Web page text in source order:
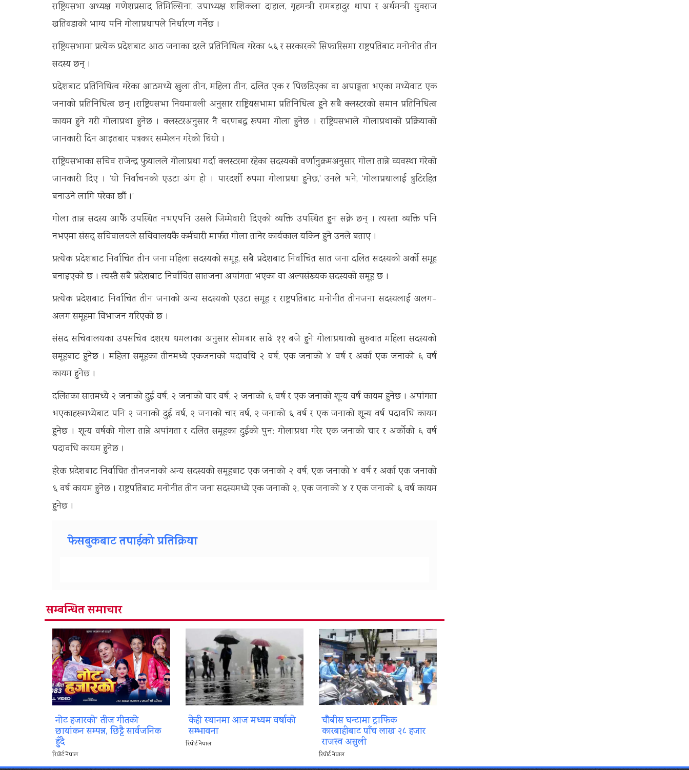
राष्ट्रियसभा अध्यक्ष गणेशप्रसाद तिमिल्सिना, उपाध्यक्ष शशिकला दाहाल, गृहमन्त्री रामबहादुर थापा र अर्थमन्त्री युवराज
खतिवडाको भाग्य पनि गोलाप्रथापले निर्धारण गर्नेछ ।
राष्ट्रियसभामा प्रत्येक प्रदेशबाट आठ जनाका दरले प्रतिनिधित्व गरेका ५६ र सरकारको सिफारिसमा राष्ट्रपतिबाट मनोनीत तीन
सदस्य छन् ।
प्रदेशबाट प्रतिनिधित्व गरेका आठमध्ये खुला तीन, महिला तीन, दलित एक र पिछडिएका वा अपाङ्गता भएका मध्येवाट एक
जनाको प्रतिनिधित्व छन् ।राष्ट्रियसभा नियमावली अनुसार राष्ट्रियसभामा प्रतिनिधित्व हुने सबै क्लस्टरको समान प्रतिनिधित्व
कायम हुने गरी गोलाप्रथा हुनेछ । क्लस्टरअनुसार नै चरणबद्ध रूपमा गोला हुनेछ । राष्ट्रियसभाले गोलाप्रथाको प्रक्रियाको
जानकारी दिन आइतबार पत्रकार सम्मेलन गरेको थियो ।
राष्ट्रियसभाका सचिव राजेन्द्र फुयालले गोलाप्रथा गर्दा क्लस्टरमा रहेका सदस्यको वर्णानुक्रमअनुसार गोला तान्ने व्यवस्था गरेको
जानकारी दिए । ‘यो निर्वाचनको एउटा अंग हो । पारदर्शी रुपमा गोलाप्रथा हुनेछ,’ उनले भने, ‘गोलाप्रथालाई त्रुटिरहित
बनाउने लागि परेका छौं ।’
गोला तान्न सदस्य आफैं उपस्थित नभएपनि उसले जिम्मेवारी दिएको व्यक्ति उपस्थित हुन सक्ने छन् । त्यस्ता व्यक्ति पनि
नभएमा संसद् सचिवालयले सचिवालयकै कर्मचारी मार्फत गोला तानेर कार्यकाल यकिन हुने उनले बताए ।
प्रत्येक प्रदेशबाट निर्वाचित तीन जना महिला सदस्यको समूह, सबै प्रदेशबाट निर्वाचित सात जना दलित सदस्यको अर्को समूह
बनाइएको छ । त्यस्तै सबै प्रदेशबाट निर्वाचित सातजना अपांगता भएका वा अल्पसंख्यक सदस्यको समूह छ ।
प्रत्येक प्रदेशबाट निर्वाचित तीन जनाको अन्य सदस्यको एउटा समूह र राष्ट्रपतिबाट मनोनीत तीनजना सदस्यलाई अलग–
अलग समूहमा विभाजन गरिएको छ ।
संसद सचिवालयका उपसचिव दशरथ धमलाका अनुसार सोमबार साढे ११ बजे हुने गोलाप्रथाको सुरुवात महिला सदस्यको
समूहबाट हुनेछ । महिला समूहका तीनमध्ये एकजनाको पदावधि २ वर्ष, एक जनाको ४ वर्ष र अर्का एक जनाको ६ वर्ष
कायम हुनेछ ।
दलितका सातमध्ये २ जनाको दुई वर्ष, २ जनाको चार वर्ष, २ जनाको ६ वर्ष र एक जनाको शून्य वर्ष कायम हुनेछ । अपांगता
भएकाहरूमध्येबाट पनि २ जनाको दुई वर्ष, २ जनाको चार वर्ष, २ जनाको ६ वर्ष र एक जनाको शून्य वर्ष पदावधि कायम
हुनेछ । शून्य वर्षको गोला तान्ने अपांगता र दलित समूहका दुईको पुन: गोलाप्रथा गरेर एक जनाको चार र अर्कोको ६ वर्ष
पदावधि कायम हुनेछ ।
हरेक प्रदेशबाट निर्वाचित तीनजनाको अन्य सदस्यको समूहबाट एक जनाको २ वर्ष, एक जनाको ४ वर्ष र अर्का एक जनाको
६ वर्ष कायम हुनेछ । राष्ट्रपतिबाट मनोनीत तीन जना सदस्यमध्ये एक जनाको २, एक जनाको ४ र एक जनाको ६ वर्ष कायम
हुनेछ ।
फेसबुकबाट तपाईको प्रतिक्रिया
सम्बन्धित समाचार
नोट हजारको’ तीज गीतको
छायांकन सम्पन्न, छिट्टै सार्वजनिक
हुँदै
रिपोर्ट नेपाल
केही स्थानमा आज मध्यम वर्षाको
सम्भावना
रिपोर्ट नेपाल
चौबीस घन्टामा ट्राफिक
कारबाहीबाट पाँच लाख २८ हजार
राजस्व असुली
रिपोर्ट नेपाल